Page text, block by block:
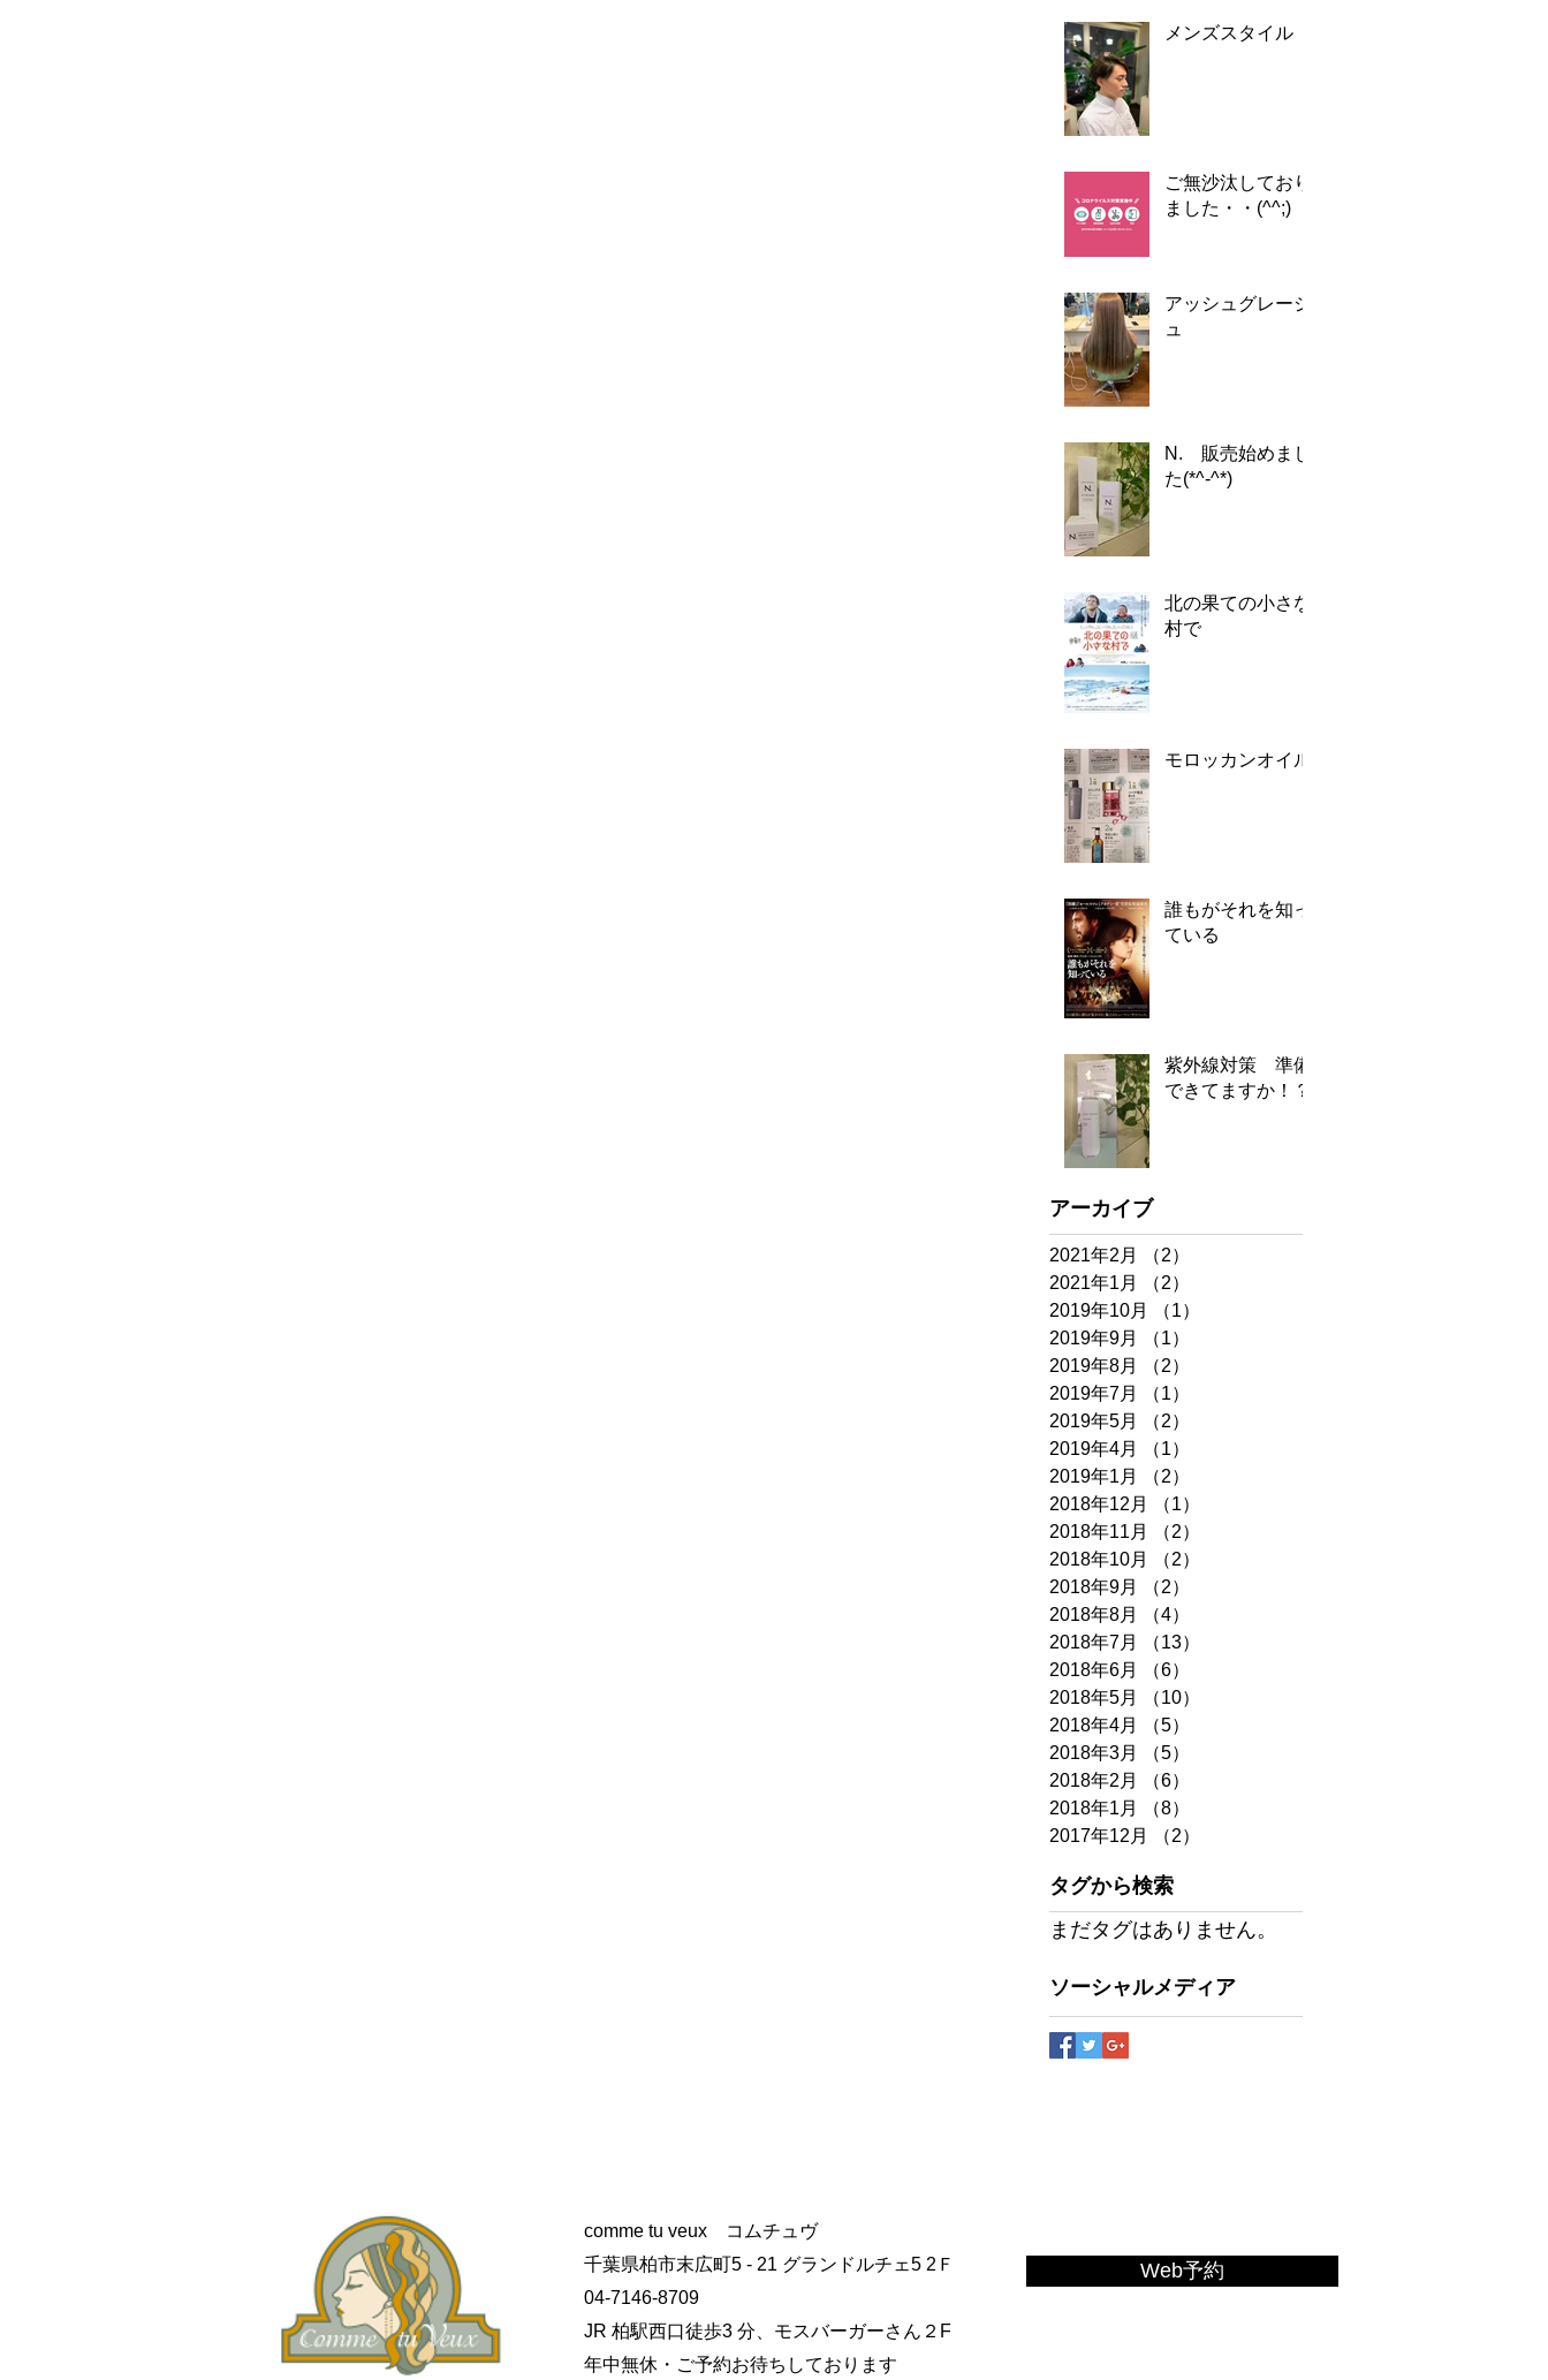
メンズスタイル
ご無沙汰しており
ました・・(^^;)
アッシュグレージ
ュ
N. 販売始めまし
た(*^-^*)
北の果ての小さな
村で
モロッカンオイル
誰もがそれを知っ
ている
紫外線対策 準備
できてますか！？
アーカイブ
2021年2月 （2）
2021年1月
（2）
2019年10月
（1）
2019年9月
（1）
2019年8月
（2）
2019年7月
（1）
2019年5月
（2）
2019年4月
（1）
2019年1月
（2）
2018年12月
（1）
2018年11月
（2）
2018年10月
（2）
2018年9月
（2）
2018年8月
（4）
2018年7月
（13）
2018年6月
（6）
2018年5月
（10）
2018年4月
（5）
2018年3月
（5）
2018年2月
（6）
2018年1月
（8）
2017年12月
（2）
タグから検索
まだタグはありません。
ソーシャルメディア
comme tu veux コムチュヴ
千葉県柏市末広町5 - 21 グランドルチェ5 2Ｆ
04-7146-8709
JR 柏駅西口徒歩3 分、モスバーガーさん２F
年中無休・ご予約お待ちしております
Web予約